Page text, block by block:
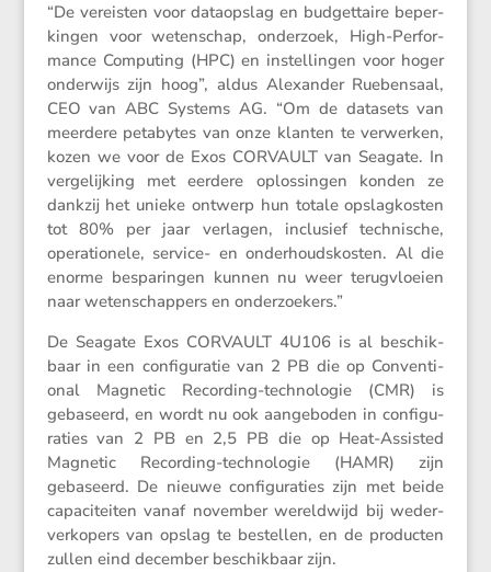
“De vereisten voor dataop­slag en budget­taire beper­
kingen voor weten­schap, onder­zoek, High-Perfor­
mance Compu­ting (HPC) en instel­lingen voor hoger
onder­wijs zijn hoog”, aldus Alexander Rueben­saal,
CEO van ABC Systems AG. “Om de datasets van
meerdere petabytes van onze klanten te verwerken,
kozen we voor de Exos CORVAULT van Seagate. In
verge­lij­king met eerdere oplos­singen konden ze
dankzij het unieke ontwerp hun totale opslag­kosten
tot 80% per jaar verlagen, inclu­sief techni­sche,
opera­ti­o­nele, service- en onder­houds­kosten. Al die
enorme bespa­ringen kunnen nu weer terug­vloeien
naar weten­schap­pers en onderzoekers.”
De Seagate Exos CORVAULT 4U106 is al beschik­
baar in een confi­gu­ratie van 2 PB die op Conven­ti­
onal Magnetic Recor­ding-techno­logie (CMR) is
gebaseerd, en wordt nu ook aange­boden in confi­gu­
ra­ties van 2 PB en 2,5 PB die op Heat-Assisted
Magnetic Recor­ding-techno­logie (HAMR) zijn
gebaseerd. De nieuwe confi­gu­ra­ties zijn met beide
capaci­teiten vanaf november wereld­wijd bij weder­
ver­ko­pers van opslag te bestellen, en de producten
zullen eind december beschik­baar zijn.